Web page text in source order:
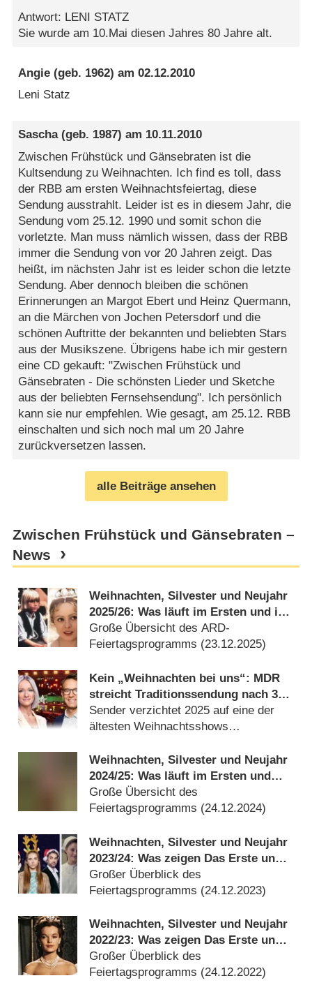
Antwort: LENI STATZ
Sie wurde am 10.Mai diesen Jahres 80 Jahre alt.
Angie (geb. 1962) am02.12.2010
Leni Statz
Sascha(geb. 1987) am 10.11.2010
Zwischen Frühstück und Gänsebraten ist die
Kultsendung zu Weihnachten. Ich find es toll, dass
der RBB am ersten Weihnachtsfeiertag, diese
Sendung ausstrahlt. Leider ist es in diesem Jahr, die
Sendung vom 25.12. 1990 und somit schon die
vorletzte. Man muss nämlich wissen, dass der RBB
immer die Sendung von vor 20 Jahren zeigt. Das
heißt, im nächsten Jahr ist es leider schon die letzte
Sendung. Aber dennoch bleiben die schönen
Erinnerungen an Margot Ebert und Heinz Quermann,
an die Märchen von Jochen Petersdorf und die
schönen Auftritte der bekannten und beliebten Stars
aus der Musikszene. Übrigens habe ich mir gestern
eine CD gekauft: "Zwischen Frühstück und
Gänsebraten - Die schönsten Lieder und Sketche
aus der beliebten Fernsehsendung". Ich persönlich
kann sie nur empfehlen. Wie gesagt, am 25.12. RBB
einschalten und sich noch mal um 20 Jahre
zurückversetzen lassen.
alle Beiträge ansehen
Zwischen Frühstück und Gänsebraten –
News
Weihnachten, Silvester und Neujahr
2025/​26: Was läuft im Ersten und in
den ARD-Dritten?
Große Übersicht des ARD-
Feiertagsprogramms (23.12.2025)
Kein „Weihnachten bei uns“: MDR
streicht Traditionssendung nach 32
Jahren
Sender verzichtet 2025 auf eine der
ältesten Weihnachtsshows
Weihnachten, Silvester und Neujahr
2024/​25: Was läuft im Ersten und
den ARD-Dritten?
Große Übersicht des
Feiertagsprogramms (24.12.2024)
Weihnachten, Silvester und Neujahr
2023/​24: Was zeigen Das Erste und
die ARD-Dritten?
Großer Überblick des
Feiertagsprogramms (24.12.2023)
Weihnachten, Silvester und Neujahr
2022/​23: Was zeigen Das Erste und
die ARD-Dritten?
Großer Überblick des
Feiertagsprogramms (24.12.2022)